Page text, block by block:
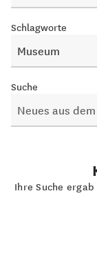
Schlagworte
Museum
Suche
Ihre Suche